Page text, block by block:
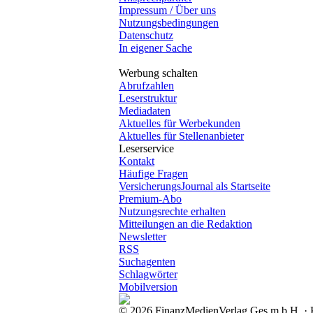
Impressum / Über uns
Nutzungsbedingungen
Datenschutz
In eigener Sache
Werbung schalten
Abrufzahlen
Leserstruktur
Mediadaten
Aktuelles für Werbekunden
Aktuelles für Stellenanbieter
Leserservice
Kontakt
Häufige Fragen
VersicherungsJournal als Startseite
Premium-Abo
Nutzungsrechte erhalten
Mitteilungen an die Redaktion
Newsletter
RSS
Suchagenten
Schlagwörter
Mobilversion
© 2026 FinanzMedienVerlag Ges.m.b.H.